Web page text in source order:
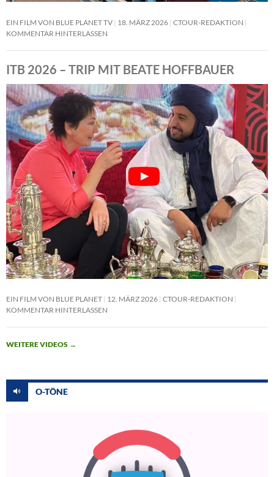
EIN FILM VON BLUE PLANET TV 18. MÄRZ 2026 CTOUR-REDAKTION
KOMMENTAR HINTERLASSEN
ITB 2026 – TRIP MIT BEATE HOFFBAUER
EIN FILM VON BLUE PLANET 12. MÄRZ 2026 CTOUR-REDAKTION
KOMMENTAR HINTERLASSEN
WEITERE VIDEOS →
O-TÖNE